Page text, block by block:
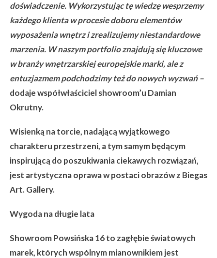
doświadczenie. Wykorzystując tę wiedzę wesprzemy
każdego klienta w procesie doboru elementów
wyposażenia wnętrz i zrealizujemy niestandardowe
marzenia. W naszym portfolio znajdują się kluczowe
w branży wnętrzarskiej europejskie marki, ale z
entuzjazmem podchodzimy też do nowych wyzwań –
dodaje współwłaściciel showroom’u Damian
Okrutny.
Wisienką na torcie, nadającą wyjątkowego
charakteru przestrzeni, a tym samym będącym
inspirującą do poszukiwania ciekawych rozwiązań,
jest artystyczna oprawa w postaci obrazów z Biegas
Art. Gallery.
Wygoda na długie lata
Showroom Powsińska 16 to zagłębie światowych
marek, których wspólnym mianownikiem jest